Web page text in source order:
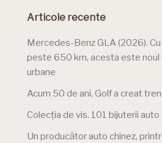
Articole recente
Mercedes-Benz GLA (2026).
peste 650 km, acesta este noul
urbane
Acum 50 de ani, Golf a creat
Colecția de vis. 101 bijuterii auto
Un producător auto chinez,